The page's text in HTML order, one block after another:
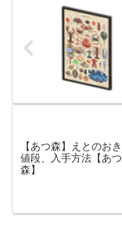
【あつ森】えとのお
値段、入手方法【あ
森】